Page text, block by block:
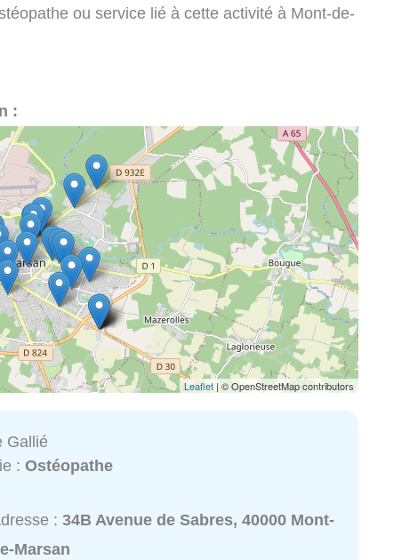
ou service lié à cette activité à Mont-de-
:
Leaflet| © OpenStreetMap contributors
Gallié
:Ostéopathe
:34B Avenue de Sabres, 40000 Mont-
Marsan